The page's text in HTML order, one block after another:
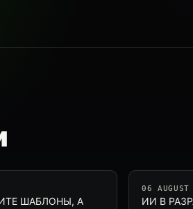
ШАБЛОНЫ, А
06
ИИ В